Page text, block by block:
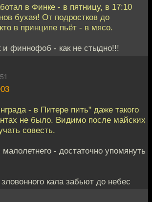
в Финке - в пятницу, в 17:10
бухая! От подростков до
в принципе пьёт - в мясо.
и финнофоб - как не стыдно!!!
- в Питере пить" даже такого
не было. Видимо после майских
совесть.
- достаточно упомянуть
кала забьют до небес